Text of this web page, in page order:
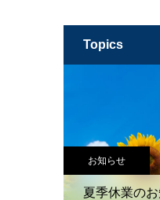
topics
お知らせ
夏季休業の